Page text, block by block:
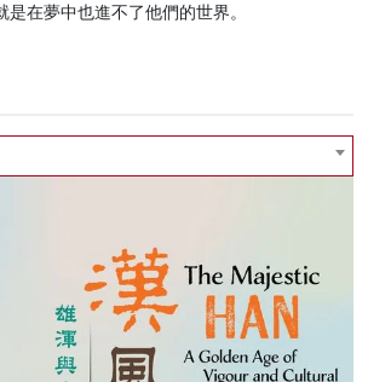
在夢中也進不了他們的世界。